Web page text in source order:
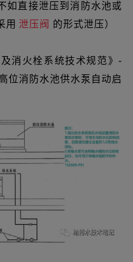
如直接泄压到消防水池或
用 泄压阀 的形式泄压）
消火栓系统技术规范》-
位消防水池供水泵自动启